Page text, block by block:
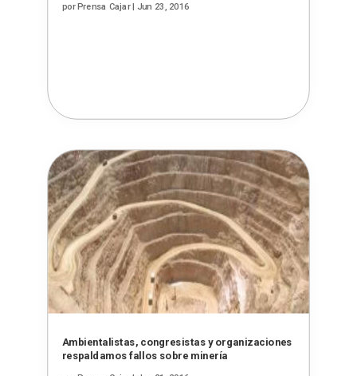
porPrensa Cajar| Jun 23, 2016
Ambientalistas, congresistas y organizaciones
respaldamos fallos sobre minería